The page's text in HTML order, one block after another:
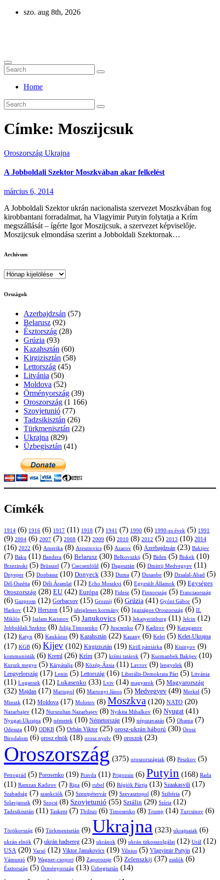
Skip
szo. aug 8th, 2026
Home
Címke: Moszijcsuk
Oroszország Ukrajna
A Jobboldali Szektor Moszkvában akar felkelést
március 6, 2014
A Jobboldali Szektor ukrán nacionalista szervezet Moszkvában fog
kirobbantani forradalmat, ha Vlagyimir Putyin folytatja a Krím
megszállását – ígérte Igor Moszijcsuk, a szervezet képviselője.
Moszijcsuk elmondása szerint a Jobboldali Szektornak…
Archívum
Archívum
Országok
Azerbajdzsán (57)
Belarusz (92)
Észtország (28)
Grúzia (93)
Kazahsztán (60)
Kirgizisztán (58)
Lettország (45)
Litvánia (50)
Moldova (52)
Örményország (39)
Oroszország (1 166)
Szovjetunió (77)
Tadzsikisztán (26)
Türkmenisztán (22)
Ukrajna (829)
Üzbegisztán (41)
Címkék
1914 (6) 1916 (6) 1917 (11) 1918 (7) 1941 (7) 1990 (6) 1990-es évek (5) 1991
(9) 2004 (6) 2007 (7) 2008 (12) 2009 (6) 2010 (8) 2012 (5) 2013 (10) 2014
(16) 2022 (6) Amerika (8) Aresztovics (6) Azarov (6) Azerbajdzsán (23) Bakijev
(7) Baku (11) Bandera (6) Belarusz (30) Belkovszkij (5) Biden (5) Biskek (10)
Brzezinski (5) Brüsszel (7) Csecsenföld (6) Dagesztán (6) Dmitrij Medvegyev (11)
Dnyeper (5) Donbassz (10) Donyeck (33) Duma (7) Dusanbe (9) Dzsalal-Abad (5)
Dél-Oszétia (6) Déli Áramlat (12) Echo Moszkvi (6) Egyesült Államok (9) Egységes
Oroszország (28) EU (42) Európa (28) Fidesz (5) Finnország (5) Franciaország
(6) Gazprom (12) Gorbacsov (15) Groznij (6) Grúzia (41) Gyóni Gábor (5)
Harkov (12) Herszon (15) ideiglenes kormány (6) Igazságos Oroszország (6) II.
Miklós (5) Iszlam Karimov (5) Janukovics (51) Jekatyerinburg (11) Jelcin (12)
Jobboldali Szektor (8) Julija Timosenko (7) Juscsenko (7) Kadirov (9) Karaganov
(12) Katyn (8) Kaukázus (9) Kazahsztán (22) Kazany (6) Kelet (5) Kelet-Ukrajna
(17) KGB (6) Kijev (102) Kirgizisztán (19) Kirill pátriárka (8) Kisinyov (9)
kommunisták (6) Kreml (26) Krím (37) krími tatárok (7) Kurmanbek Bakijev (10)
Kurszk megye (5) Kárpátalja (8) Közép-Ázsia (11) Lavrov (9) lengyelek (8)
Lengyelország (17) Lenin (5) Lettország (16) Liberális-Demokrata Párt (5) Litvánia
(11) Luganszk (12) Lukasenko (33) Lviv (14) magyarok (5) Magyarország
(32) Majdan (17) Mariupol (6) Martonyi János (5) Medvegyev (49) Merkel (5)
Minszk (12) Moldova (17) Molotov (8) Moszkva (120) NATO (20)
Nazarbajev (12) Nurszultan Nazarbajev (8) Nyikita Mihalkov (6) Nyugat (41)
Nyugat-Ukrajna (9) németek (10) Németország (19) népszavazás (5) Obama (7)
Odessza (10) ODKB (5) Orbán Viktor (25) orosz-ukrán háború (30) Orosz
Birodalom (6) orosz elnök (18) orosz nyelv (9) oroszok (23)
Oroszország (375) oroszországiak (8) Peszkov (5)
Petrográd (5) Porosenko (19) Pravda (11) Prigozsin (6) Putyin (168) Rada
(11) Ramzan Kadirov (7) Riga (6) rubel (6) Régiók Pártja (13) Szaakasvili (17)
Szabadság (7) szankciók (5) Szentpétervár (9) Szevasztopol (8) Szibéria (7)
Szlavjanszk (9) Szocsi (8) Szovjetunió (55) Sztálin (29) Szíria (12)
Tadzsikisztán (11) Taskent (7) Tbiliszi (6) Timosenko (8) Trump (14) Turcsinov (6)
Törökország (6) Türkmenisztán (9) Ukrajna (323) ukrajnaiak (6)
ukrán elnök (7) ukrán hadsereg (23) ukránok (9) ukrán titkosszolgálat (12) Urál (12)
USA (20) Varsó (12) Viktor Janukovics (19) Vilnius (5) Vlagyimir Putyin (21)
Vámunió (9) Wagner-csoport (8) Zaporozsje (5) Zelenszkij (37) zsidók (6)
Észtország (5) Örményország (13) Üzbegisztán (14)